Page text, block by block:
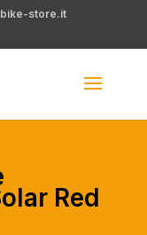
store.it
Red